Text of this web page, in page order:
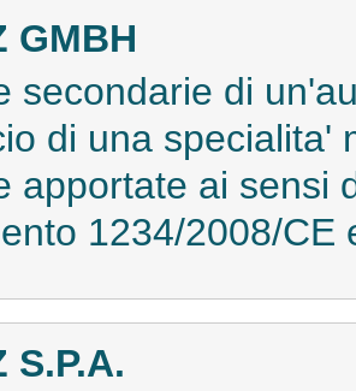
GMBH
secondarie di
di una specialita'
apportate ai sensi
1234/2008/CE
S.P.A.